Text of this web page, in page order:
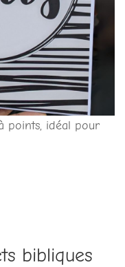
points, idéal pour
bibliques